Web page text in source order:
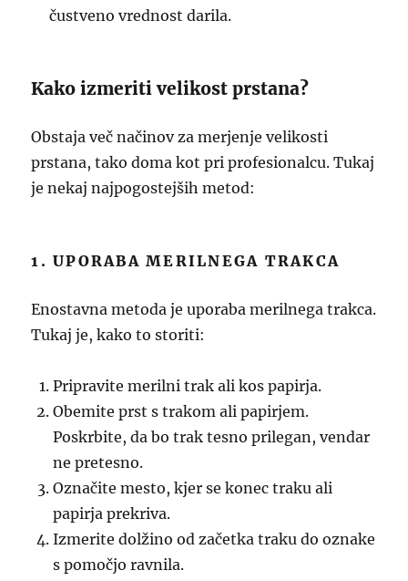
čustveno vrednost darila.
Kako izmeriti velikost prstana?
Obstaja več načinov za merjenje velikosti
prstana, tako doma kot pri profesionalcu. Tukaj
je nekaj najpogostejših metod:
1. UPORABA MERILNEGA TRAKCA
Enostavna metoda je uporaba merilnega trakca.
Tukaj je, kako to storiti:
Pripravite merilni trak ali kos papirja.
Obemite prst s trakom ali papirjem.
Poskrbite, da bo trak tesno prilegan, vendar
ne pretesno.
Označite mesto, kjer se konec traku ali
papirja prekriva.
Izmerite dolžino od začetka traku do oznake
s pomočjo ravnila.